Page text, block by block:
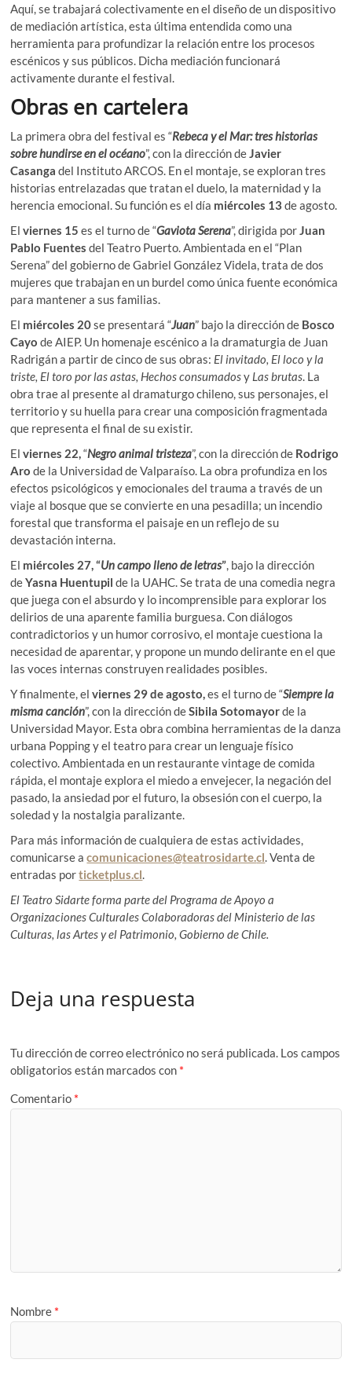
Aquí, se trabajará colectivamente en el diseño de un dispositivo
de mediación artística, esta última entendida como una
herramienta para profundizar la relación entre los procesos
escénicos y sus públicos. Dicha mediación funcionará
activamente durante el festival.
Obras en cartelera
La primera obra del festival es “Rebeca y el Mar: tres historias
sobre hundirse en el océano”, con la dirección deJavier
Casanga del Instituto ARCOS. En el montaje, se exploran tres
historias entrelazadas que tratan el duelo, la maternidad y la
herencia emocional. Su función es el día miércoles 13 de agosto.
Elviernes 15es el turno de “Gaviota Serena”, dirigida porJuan
Pablo Fuentes del Teatro Puerto. Ambientada en el “Plan
Serena” del gobierno de Gabriel González Videla, trata de dos
mujeres que trabajan en un burdel como única fuente económica
para mantener a sus familias.
El miércoles 20se presentará “Juan” bajo la dirección de Bosco
Cayo de AIEP. Un homenaje escénico a la dramaturgia de Juan
Radrigán a partir de cinco de sus obras: El invitado, El loco y la
triste, El toro por las astas, Hechos consumadosy Las brutas. La
obra trae al presente al dramaturgo chileno, sus personajes, el
territorio y su huella para crear una composición fragmentada
que representa el final de su existir.
Elviernes 22,“Negro animal tristeza”, con la dirección de Rodrigo
Aro de la Universidad de Valparaíso. La obra profundiza en los
efectos psicológicos y emocionales del trauma a través de un
viaje al bosque que se convierte en una pesadilla; un incendio
forestal que transforma el paisaje en un reflejo de su
devastación interna.
El miércoles 27, “Un campo lleno de letras”, bajo la dirección
deYasna Huentupilde la UAHC. Se trata de una comedia negra
que juega con el absurdo y lo incomprensible para explorar los
delirios de una aparente familia burguesa. Con diálogos
contradictorios y un humor corrosivo, el montaje cuestiona la
necesidad de aparentar, y propone un mundo delirante en el que
las voces internas construyen realidades posibles.
Y finalmente, elviernes 29 de agosto,es el turno de “Siempre la
misma canción”, con la dirección deSibila Sotomayorde la
Universidad Mayor. Esta obra combina herramientas de la danza
urbana Popping y el teatro para crear un lenguaje físico
colectivo. Ambientada en un restaurante vintage de comida
rápida, el montaje explora el miedo a envejecer, la negación del
pasado, la ansiedad por el futuro, la obsesión con el cuerpo, la
soledad y la nostalgia paralizante.
Para más información de cualquiera de estas actividades,
comunicarse acomunicaciones@teatrosidarte.cl. Venta de
entradas porticketplus.cl.
El Teatro Sidarte forma parte del Programa de Apoyo a
Organizaciones Culturales Colaboradoras del Ministerio de las
Culturas, las Artes y el Patrimonio, Gobierno de Chile.
Deja una respuesta
Tu dirección de correo electrónico no será publicada. Los campos
obligatorios están marcados con *
Comentario *
Nombre *